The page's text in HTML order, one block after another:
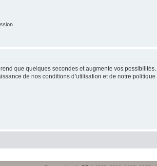
que quelques secondes et augmente vos
de nos conditions d’utilisation et de notre